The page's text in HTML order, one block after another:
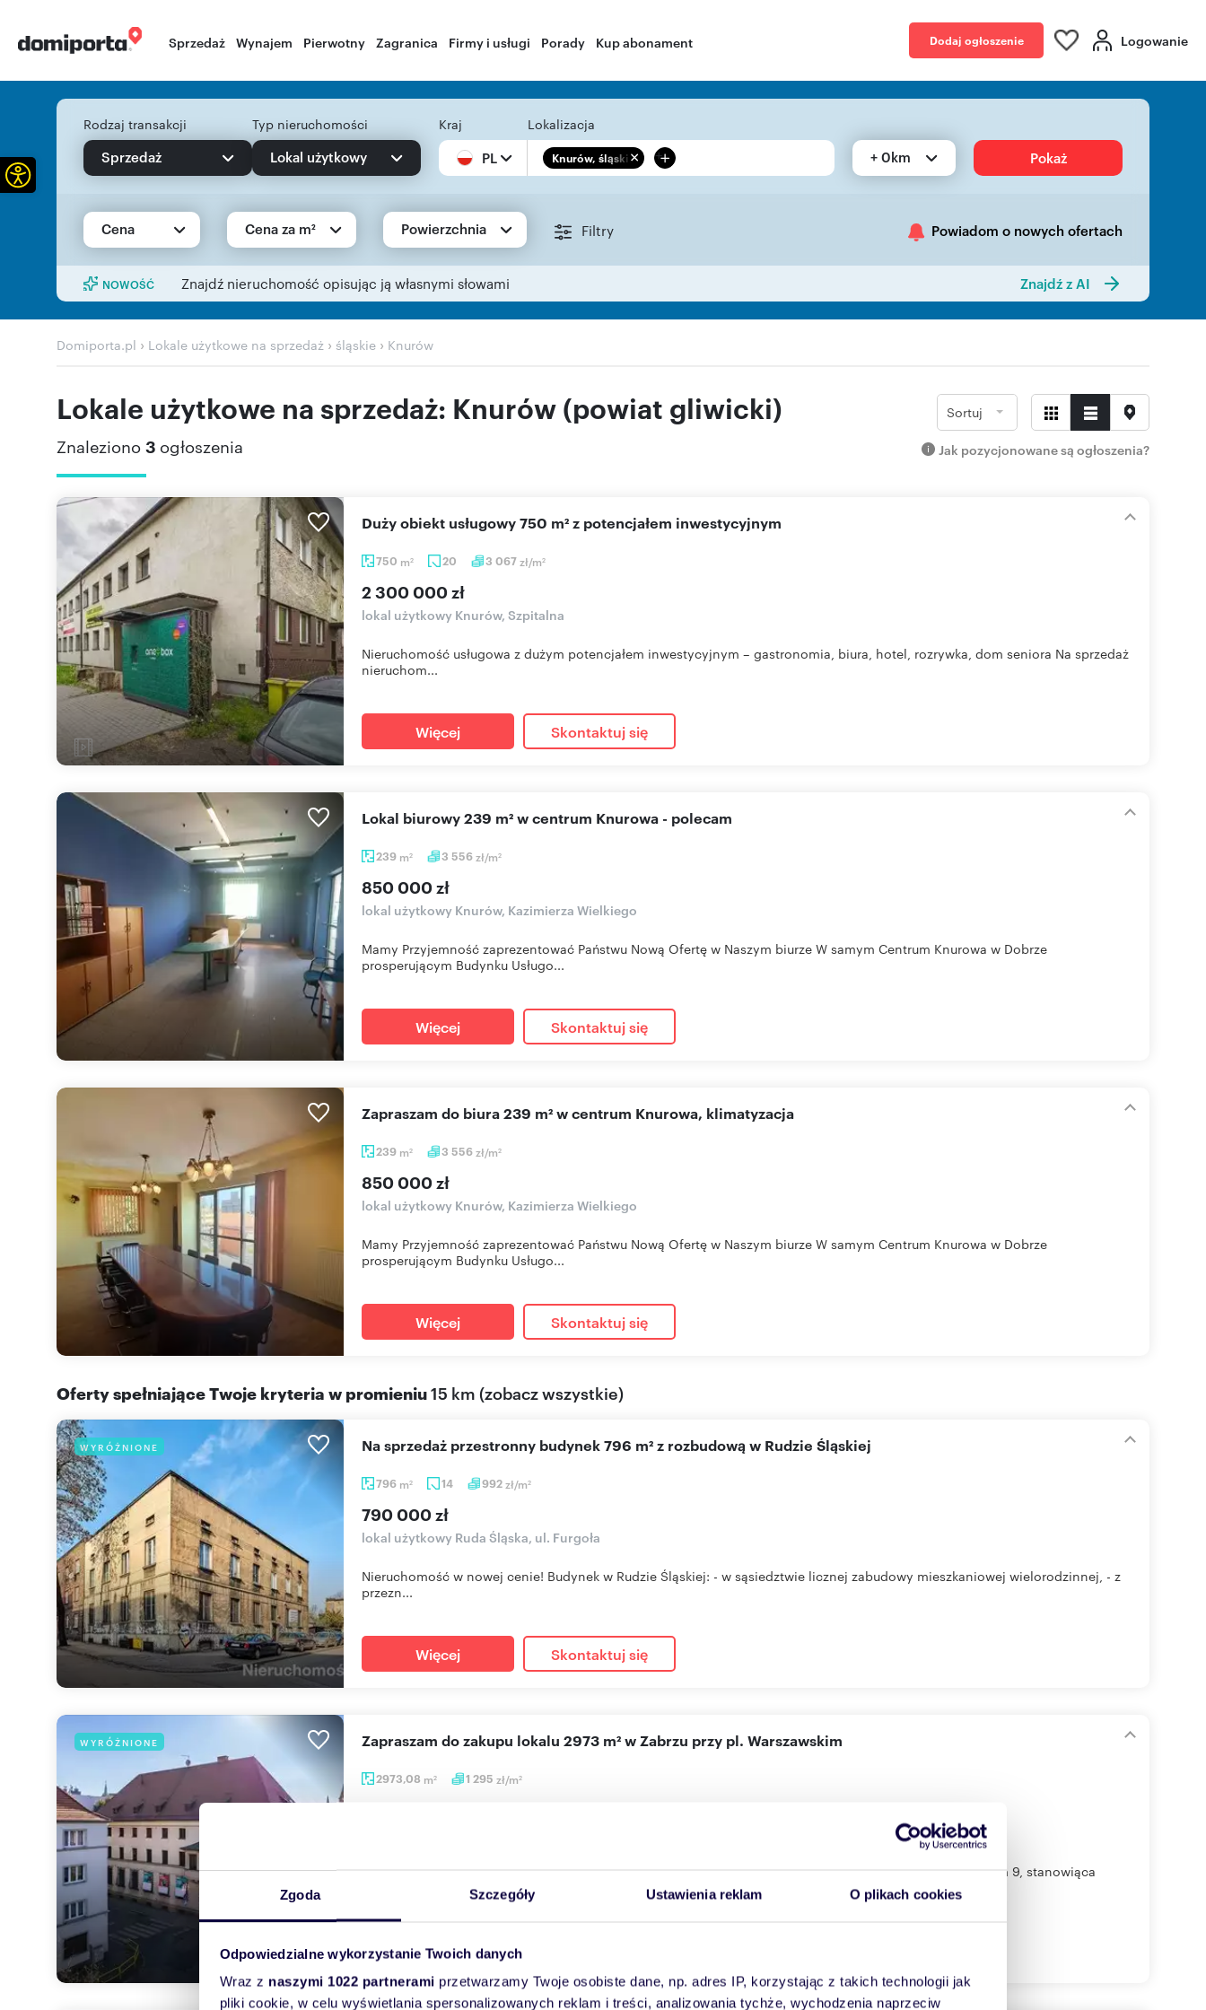
Zgoda Szczegóły Ustawienia reklam O plikach cookies
Odpowiedzialne wykorzystanie Twoich danych
Wraz z naszymi 1022 partnerami przetwarzamy Twoje osobiste dane, np. adres IP, korzystając z takich technologii jak
pliki cookie, w celu wyświetlania spersonalizowanych reklam i treści, analizowania tychże, wychodzenia naprzeciw
Sprzedaż Wynajem Pierwotny Zagranica Firmy i usługi Porady Kup abonament Dodaj ogłoszenie Logowanie
Rodzaj transakcji
Sprzedaż
Typ nieruchomości
Lokal użytkowy
Kraj
PL
Lokalizacja
Knurów, śląskie + + 0km Pokaż
Cena Cena za m² Powierzchnia Filtry Powiadom o nowych ofertach
NOWOŚĆ Znajdź nieruchomość opisując ją własnymi słowami Znajdź z AI
Domiporta.pl › Lokale użytkowe na sprzedaż › śląskie › Knurów
Lokale użytkowe na sprzedaż: Knurów (powiat gliwicki)
Znaleziono 3 ogłoszenia
Sortuj
Jak pozycjonowane są ogłoszenia?
750 m2 20 3 067zł/m2
Duży obiekt usługowy 750 m² z potencjałem inwestycyjnym
2 300 000 zł
lokal użytkowy Knurów, Szpitalna
Nieruchomość usługowa z dużym potencjałem inwestycyjnym – gastronomia, biura, hotel, rozrywka, dom seniora Na sprzedaż
nieruchom...
Więcej Skontaktuj się
239 m2 3 556zł/m2
Lokal biurowy 239 m² w centrum Knurowa - polecam
850 000 zł
lokal użytkowy Knurów, Kazimierza Wielkiego
Mamy Przyjemność zaprezentować Państwu Nową Ofertę w Naszym biurze W samym Centrum Knurowa w Dobrze
prosperującym Budynku Usługo...
Więcej Skontaktuj się
239 m2 3 556zł/m2
Zapraszam do biura 239 m² w centrum Knurowa, klimatyzacja
850 000 zł
lokal użytkowy Knurów, Kazimierza Wielkiego
Mamy Przyjemność zaprezentować Państwu Nową Ofertę w Naszym biurze W samym Centrum Knurowa w Dobrze
prosperującym Budynku Usługo...
Więcej Skontaktuj się
Oferty spełniające Twoje kryteria w promieniu15 km (zobacz wszystkie)
WYRÓŻNIONE
796 m2 14 992zł/m2
Na sprzedaż przestronny budynek 796 m² z rozbudową w Rudzie Śląskiej
790 000 zł
lokal użytkowy Ruda Śląska, ul. Furgoła
Nieruchomość w nowej cenie! Budynek w Rudzie Śląskiej: - w sąsiedztwie licznej zabudowy mieszkaniowej wielorodzinnej, - z
przezn...
Więcej Skontaktuj się
WYRÓŻNIONE
2973,08 m2 1 295 zł/m2
Zapraszam do zakupu lokalu 2973 m² w Zabrzu przy pl. Warszawskim
Do sprzedaży prezentowana jest nieruchomość gruntowa znajdująca się w Zabrzu przy placu Warszawskim 9, stanowiąca
Więcej
Otwórz pasek narzędzi